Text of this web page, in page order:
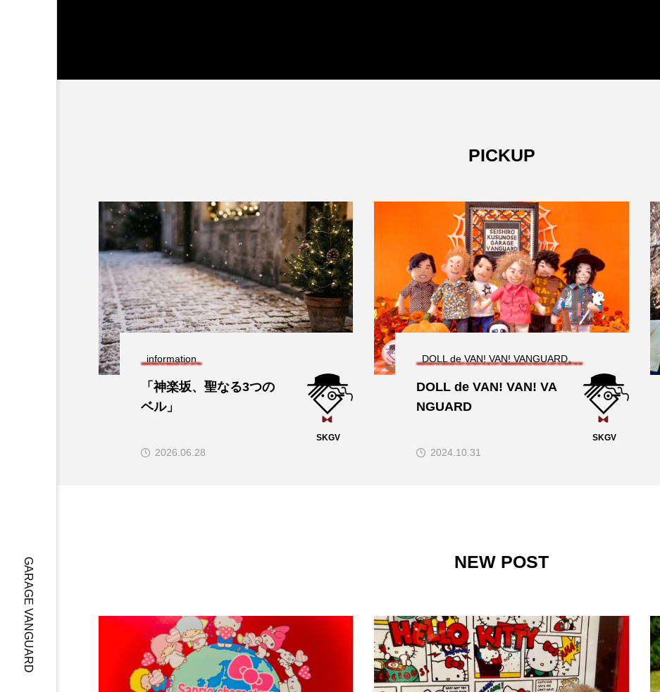
GARAGE VANGUARD
PICKUP
information
「神楽坂、聖なる3つの
ベル」
SKGV
2026.06.28
DOLL de VAN! VAN! VANGUARD。
DOLL de VAN! VAN! VA
NGUARD
SKGV
2024.10.31
NEW POST